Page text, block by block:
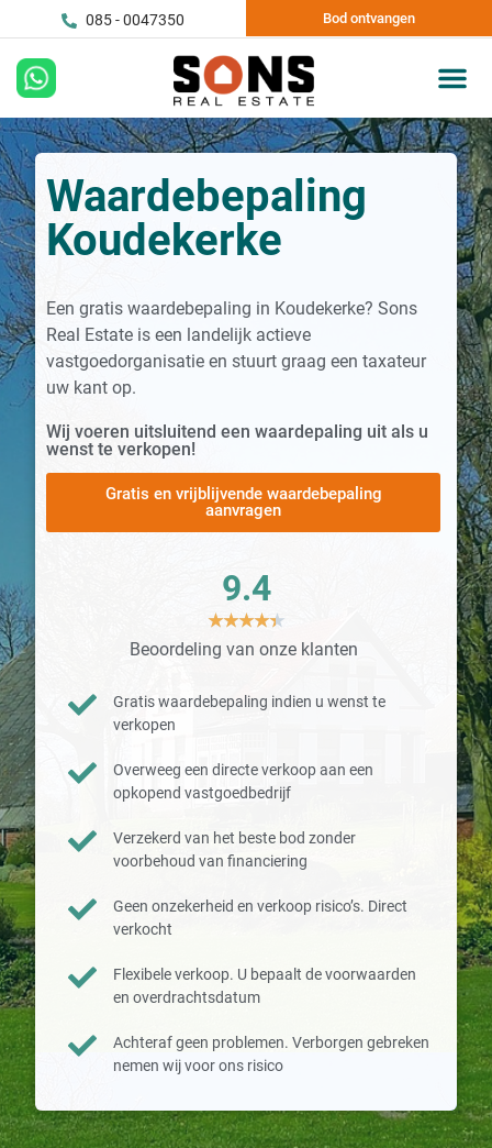
085 - 0047350 Bod ontvangen
Waardebepaling
Koudekerke
Een gratis waardebepaling in Koudekerke? Sons
Real Estate is een landelijk actieve
vastgoedorganisatie en stuurt graag een taxateur
uw kant op.
Wij voeren uitsluitend een waardepaling uit als u
wenst te verkopen!
Gratis en vrijblijvende waardebepaling
aanvragen
9.4
★★★★★
Beoordeling van onze klanten
Gratis waardebepaling indien u wenst te
verkopen
Overweeg een directe verkoop aan een
opkopend vastgoedbedrijf
Verzekerd van het beste bod zonder
voorbehoud van financiering
Geen onzekerheid en verkoop risico’s. Direct
verkocht
Flexibele verkoop. U bepaalt de voorwaarden
en overdrachtsdatum
Achteraf geen problemen. Verborgen gebreken
nemen wij voor ons risico